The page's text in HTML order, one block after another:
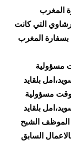
المغرب
التي كانت
بسفارة المغرب
مسؤولية
بلقايد
وقت مسؤولية
بلقايد
الشبح
السابق